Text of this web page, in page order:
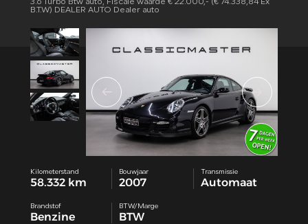
FINANCIEREN
CONTACT
3.6 Turbo Btw auto, Fiscale waarde € 22.000,- (€ 74.338,84 Ex
B.T.W) DEALER AUTO Dealer auto
Kilometerstand
58.332 km
Bouwjaar
2007
Transmissie
Automaat
Brandstof
Benzine
BTW/Marge
BTW